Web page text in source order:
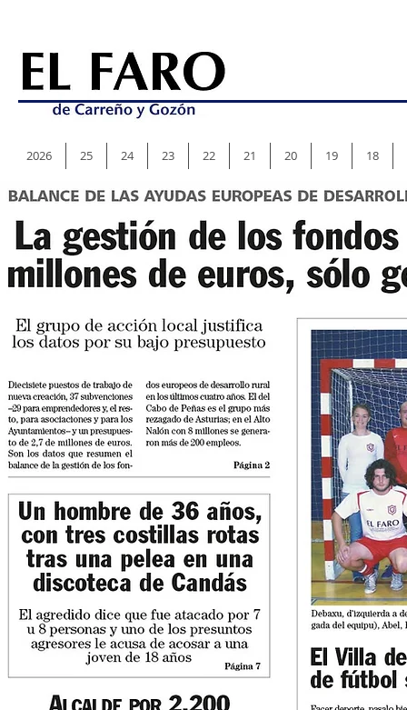
2026 25 24 23 22 21 20 19 18